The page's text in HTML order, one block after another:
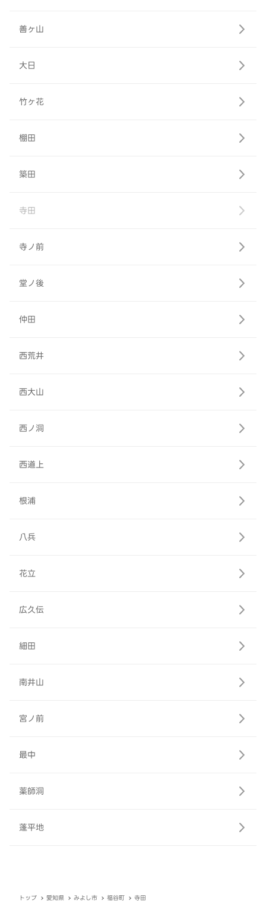
善ヶ山
大日
竹ヶ花
棚田
築田
寺田
寺ノ前
堂ノ後
仲田
西荒井
西大山
西ノ洞
西道上
根浦
八兵
花立
広久伝
細田
南井山
宮ノ前
最中
薬師洞
蓬平地
トップ 愛知県 みよし市 福谷町 寺田